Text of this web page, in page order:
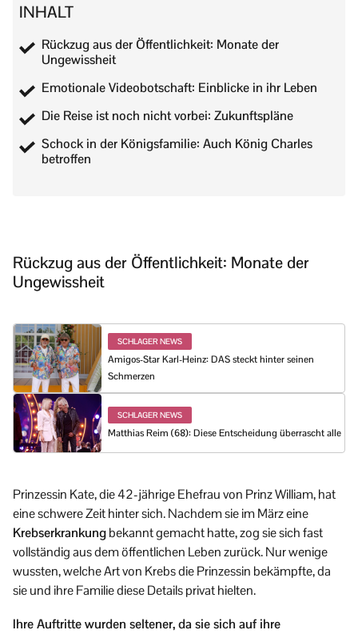
INHALT
Rückzug aus der Öffentlichkeit: Monate der
Ungewissheit
Emotionale Videobotschaft: Einblicke in ihr Leben
Die Reise ist noch nicht vorbei: Zukunftspläne
Schock in der Königsfamilie: Auch König Charles
betroffen
Rückzug aus der Öffentlichkeit: Monate der
Ungewissheit
SCHLAGER NEWS
Amigos-Star Karl-Heinz: DAS steckt hinter seinen
Schmerzen
SCHLAGER NEWS
Matthias Reim (68): Diese Entscheidung überrascht alle
Prinzessin Kate, die 42-jährige Ehefrau von Prinz William, hat
eine schwere Zeit hinter sich. Nachdem sie im März eine
Krebserkrankungbekannt gemacht hatte, zog sie sich fast
vollständig aus dem öffentlichen Leben zurück. Nur wenige
wussten, welche Art von Krebs die Prinzessin bekämpfte, da
sie und ihre Familie diese Details privat hielten.
Ihre Auftritte wurden seltener, da sie sich auf ihre